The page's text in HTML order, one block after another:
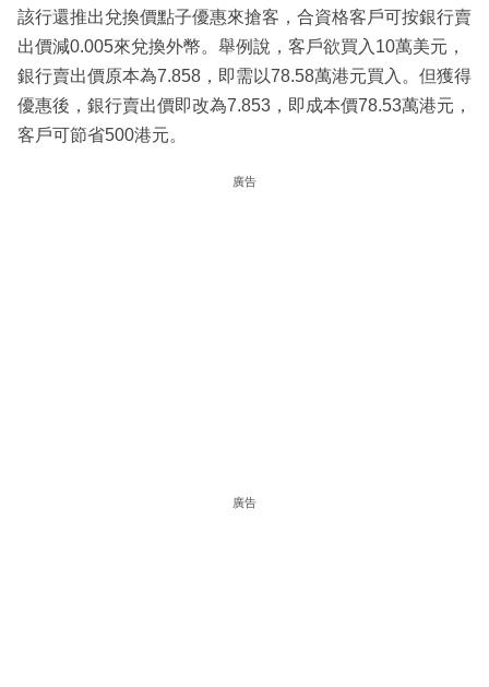
該行還推出兌換價點子優惠來搶客，合資格客戶可按銀行賣
出價減0.005來兌換外幣。舉例說，客戶欲買入10萬美元，
銀行賣出價原本為7.858，即需以78.58萬港元買入。但獲得
優惠後，銀行賣出價即改為7.853，即成本價78.53萬港元，
客戶可節省500港元。
廣告
廣告